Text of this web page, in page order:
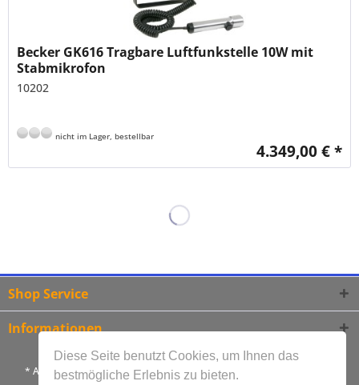
Diese Seite benutzt Cookies, um Ihnen das
bestmögliche Erlebnis zu bieten.
Becker GK616 Tragbare Luftfunkstelle 10W mit
Stabmikrofon
10202
nicht im Lager, bestellbar
4.349,00 € *
Shop Service
Informationen
* Alle Preise inkl. gesetzl. Mehrwertsteuer und zzgl.